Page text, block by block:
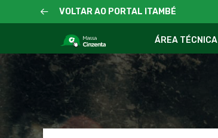
VOLTAR AO PORTAL ITAMBÉ
ÁREA TÉCNICA